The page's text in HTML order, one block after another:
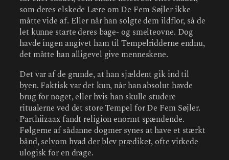
som deres elskede Lære om De Fem Søjler ikke
måtte vide af. Eller når han solgte dem ildflor, så de
let kunne starte deres bage- og smelteovne. Dog
havde ingen angivet ham til Tempelridderne endnu,
det måtte han alligevel give menneskene.
Det var af de grunde, at han sjældent gik ind til
byen. Faktisk var det kun, når han absolut havde
brug for noget, eller hvis han skulle studere
ritualerne ved det store Tempel for De Fem Søjler.
Parthiizaax fandt religion enormt spændende.
Følgerne af sådanne dogmer synes at have et stærkt
bånd, selvom hvad der blev prædiket, ofte virkede
ulogisk for en drage.